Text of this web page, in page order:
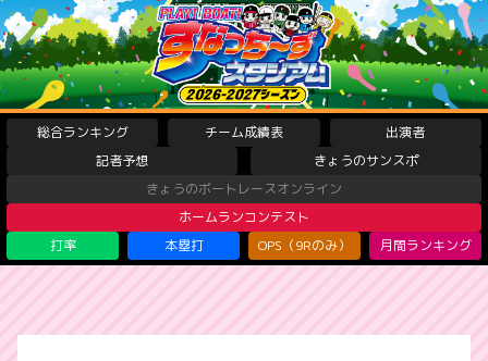
総合ランキング チーム成績表
出演者
記者予想
きょうのサンスポ
きょうのボートレースオンライン
ホームランコンテスト
打率
本塁打 OPS（9Rのみ） 月間ランキング